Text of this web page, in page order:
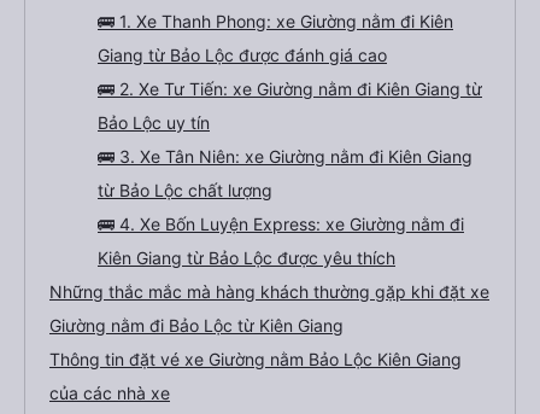
🚌 1. Xe Thanh Phong: xe Giường nằm đi Kiên
Giang từ Bảo Lộc được đánh giá cao
🚌 2. Xe Tư Tiến: xe Giường nằm đi Kiên Giang từ
Bảo Lộc uy tín
🚌 3. Xe Tân Niên: xe Giường nằm đi Kiên Giang
từ Bảo Lộc chất lượng
🚌 4. Xe Bốn Luyện Express: xe Giường nằm đi
Kiên Giang từ Bảo Lộc được yêu thích
Những thắc mắc mà hàng khách thường gặp khi đặt xe
Giường nằm đi Bảo Lộc từ Kiên Giang
Thông tin đặt vé xe Giường nằm Bảo Lộc Kiên Giang
của các nhà xe